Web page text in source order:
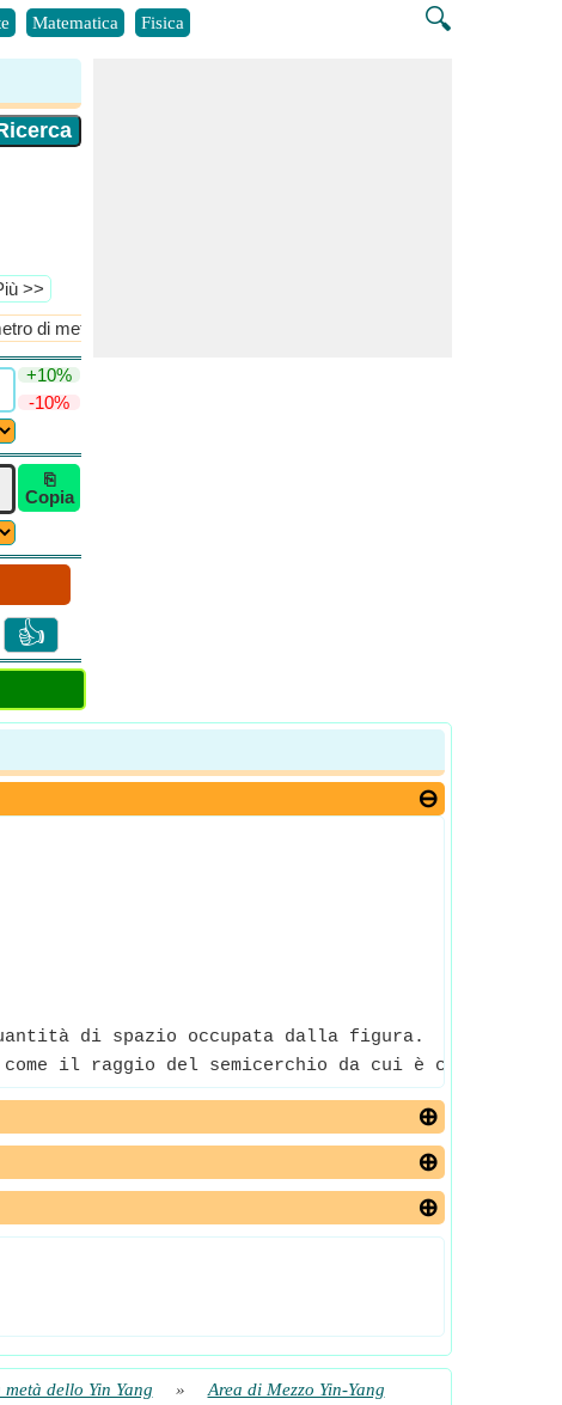
🔍
Matematica Fisica
>>
di metà Yin Yang
+10%
-10%
⎘
Copia
👍
di spazio occupata dalla figura.
il raggio del semicerchio da cui è composta la
dello Yin Yang » Area di Mezzo Yin-Yang